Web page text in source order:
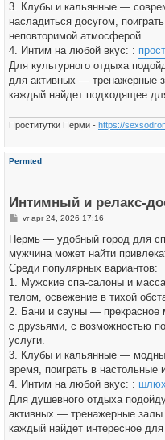
3. Клубы и кальянные —
насладиться досугом,
неповторимой атмосферой.
4. Интим на любой вкус: :
Для культурного отдыха
для активных — тренажерные
каждый найдет подходящее
Проститутки Перми - https://
Permted
Интимный и релакс-
B
r
c
h
vr apr 24, 2026 17:16
Пермь — удобный город для
мужчина может найти
Среди популярных вариантов:
1. Мужские спа-салоны и
телом, освежение в тихой
2. Бани и сауны — прекрасное
с друзьями, с возможностью
услуги.
3. Клубы и кальянные —
время, поиграть в настольные
4. Интим на любой вкус: :
Для душевного отдыха
активных — тренажерные
каждый найдет интересное для